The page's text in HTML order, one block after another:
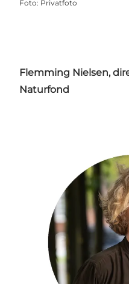
Foto: Privatfoto
Flemming Nielsen,
Naturfond